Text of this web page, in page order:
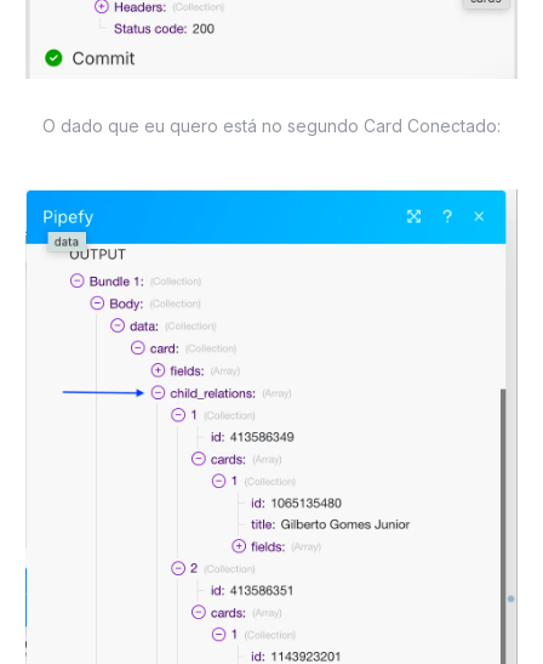
O dado que eu quero está no segundo Card Conectado: